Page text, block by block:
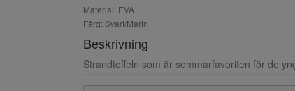
Material: EVA
Färg: Svart/Marin
Beskrivning
Strandtoffeln som är sommarfavoriten för de